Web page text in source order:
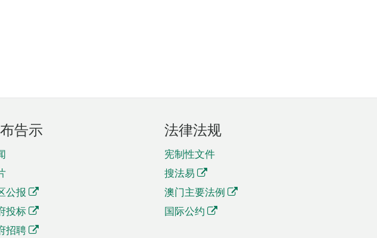
告示
公报
投标
招聘
法律法规
宪制性文件
搜法易
澳门主要法例
国际公约